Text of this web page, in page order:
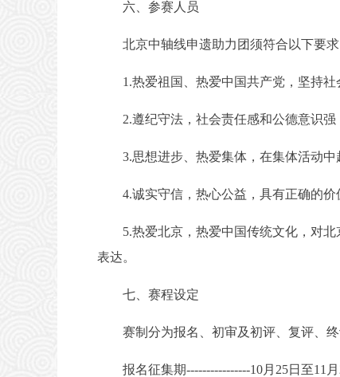
六、参赛人员
北京中轴线申遗助力团须符合以下要求
1.热爱祖国、热爱中国共产党，坚持社
2.遵纪守法，社会责任感和公德意识强
3.思想进步、热爱集体，在集体活动中
4.诚实守信，热心公益，具有正确的价
5.热爱北京，热爱中国传统文化，对北
表达。
七、赛程设定
赛制分为报名、初审及初评、复评、终
报名征集期----------------10月25日至11月